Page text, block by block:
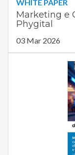
WHITE PAPER
Marketing e
Phygital
03 Mar 2026